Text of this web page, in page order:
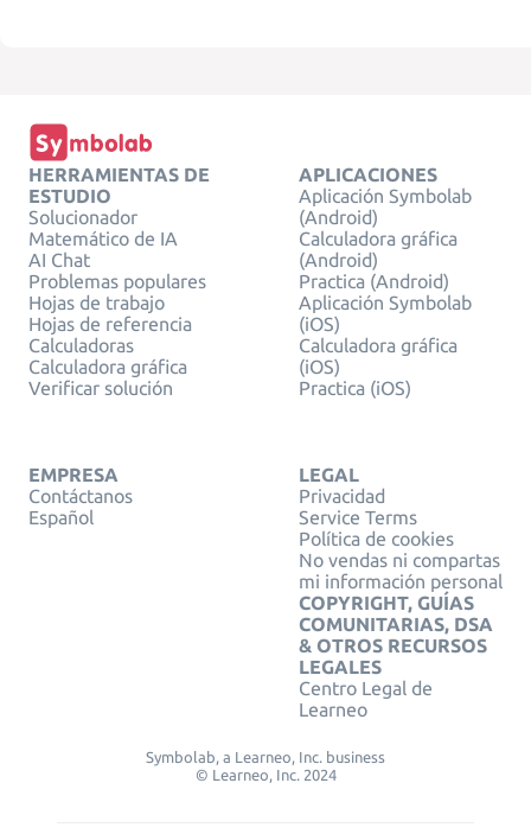
HERRAMIENTAS DE
ESTUDIO
Solucionador
Matemático de IA
AI Chat
Problemas populares
Hojas de trabajo
Hojas de referencia
Calculadoras
Calculadora gráfica
Verificar solución
APLICACIONES
Aplicación Symbolab
(Android)
Calculadora gráfica
(Android)
Practica (Android)
Aplicación Symbolab
(iOS)
Calculadora gráfica
(iOS)
Practica (iOS)
EMPRESA
Contáctanos
Español
LEGAL
Privacidad
Service Terms
Política de cookies
No vendas ni compartas
mi información personal
COPYRIGHT, GUÍAS
COMUNITARIAS, DSA
& OTROS RECURSOS
LEGALES
Centro Legal de
Learneo
Symbolab, a Learneo, Inc. business
© Learneo, Inc. 2024